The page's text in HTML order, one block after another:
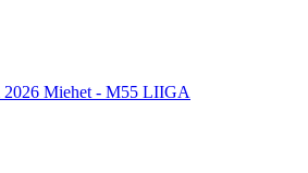
2026 Miehet - M55 LIIGA